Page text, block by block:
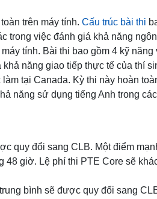
trên máy tính. Cấu trúc bài thi
trong việc đánh giá khả năng
tính. Bài thi bao gồm 4 kỹ
năng giao tiếp thực tế của thí
tại Canada. Kỳ thi này hoàn
năng sử dụng tiếng Anh trong
quy đổi sang CLB. Một điểm
giờ. Lệ phí thi PTE Core sẽ
bình sẽ được quy đổi sang